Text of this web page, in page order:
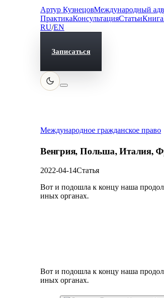
Артур КузнецовМеждународный
ПрактикаКонсультацияСтатьиКнига
RU/EN
Записаться
Международное гражданское право
Венгрия, Польша, Италия,
2022-04-14Статья
Вот и подошла к концу наша
иных органах.
Вот и подошла к концу наша
иных органах.